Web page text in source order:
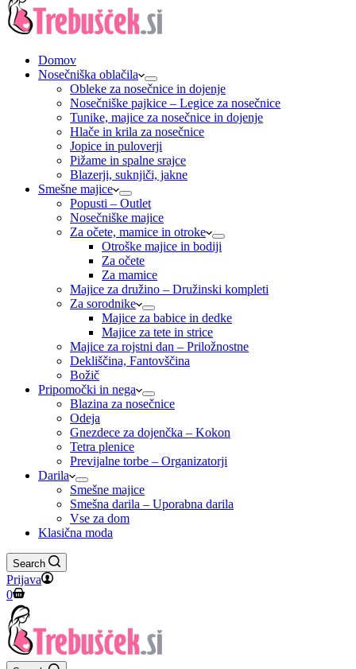
Domov
Nosečniška oblačila
Obleke za nosečnice in dojenje
Nosečniške pajkice – Legice za nosečnice
Tunike, majice za nosečnice in dojenje
Hlače in krila za nosečnice
Jopice in puloverji
Pižame in spalne srajce
Blazerji, suknjiči, jakne
Smešne majice
Popusti – Outlet
Nosečniške majice
Za očete, mamice in otroke
Otroške majice in bodiji
Za očete
Za mamice
Majice za družino – Družinski kompleti
Za sorodnike
Majice za babice in dedke
Majice za tete in strice
Majice za rojstni dan – Priložnostne
Dekliščina, Fantovščina
Božič
Pripomočki in nega
Blazina za nosečnice
Odeja
Gnezdece za dojenčka – Kokon
Tetra plenice
Previjalne torbe – Organizatorji
Darila
Smešne majice
Smešna darila – Uporabna darila
Vse za dom
Klasična moda
Search
Prijava
Shopping
cart
0